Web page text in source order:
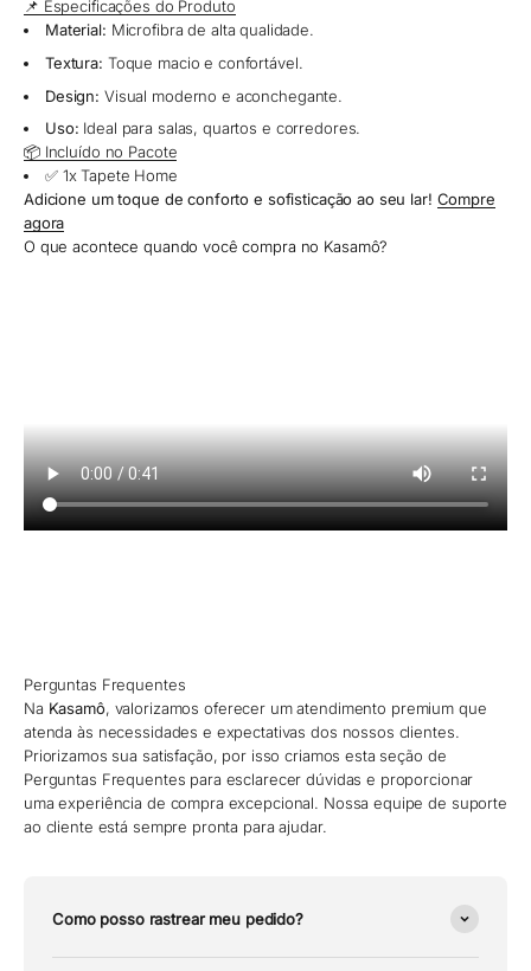
📌 Especificações do Produto
Material: Microfibra de alta qualidade.
Textura: Toque macio e confortável.
Design: Visual moderno e aconchegante.
Uso: Ideal para salas, quartos e corredores.
📦 Incluído no Pacote
✅ 1x Tapete Home
Adicione um toque de conforto e sofisticação ao seu lar! Compre
agora
O que acontece quando você compra no Kasamô?
Perguntas Frequentes
Na Kasamô, valorizamos oferecer um atendimento premium que
atenda às necessidades e expectativas dos nossos clientes.
Priorizamos sua satisfação, por isso criamos esta seção de
Perguntas Frequentes para esclarecer dúvidas e proporcionar
uma experiência de compra excepcional. Nossa equipe de suporte
ao cliente está sempre pronta para ajudar.
Como posso rastrear meu pedido?